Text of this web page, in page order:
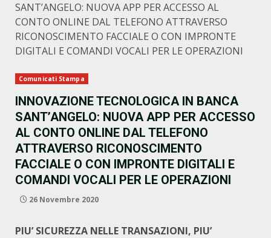
SANT’ANGELO: NUOVA APP PER ACCESSO AL
CONTO ONLINE DAL TELEFONO ATTRAVERSO
RICONOSCIMENTO FACCIALE O CON IMPRONTE
DIGITALI E COMANDI VOCALI PER LE OPERAZIONI
Comunicati Stampa
INNOVAZIONE TECNOLOGICA IN BANCA
SANT’ANGELO: NUOVA APP PER ACCESSO
AL CONTO ONLINE DAL TELEFONO
ATTRAVERSO RICONOSCIMENTO
FACCIALE O CON IMPRONTE DIGITALI E
COMANDI VOCALI PER LE OPERAZIONI
26 Novembre 2020
PIU’ SICUREZZA NELLE TRANSAZIONI, PIU’